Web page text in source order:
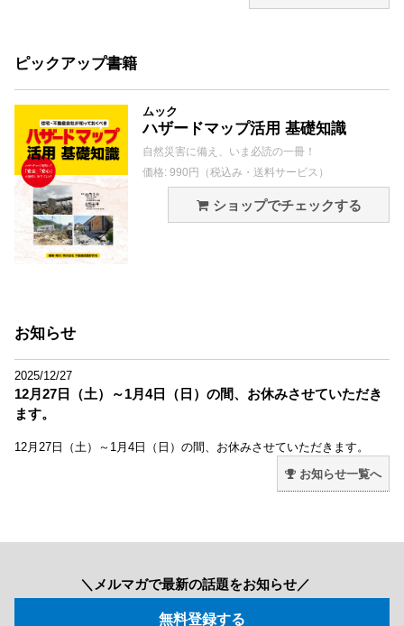
ピックアップ書籍
ムック
ハザードマップ活用 基礎知識
自然災害に備え、いま必読の一冊！
価格: 990円（税込み・送料サービス）
ショップでチェックする
お知らせ
2025/12/27
12月27日（土）～1月4日（日）の間、お休みさせていただき
ます。
12月27日（土）～1月4日（日）の間、お休みさせていただきます。
お知らせ一覧へ
＼メルマガで最新の話題をお知らせ／